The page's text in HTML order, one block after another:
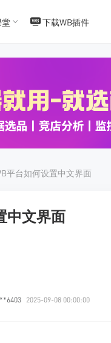
堂 下载WB插件
平台如何设置中文界面
中文界面
2025-09-08 00:00:00